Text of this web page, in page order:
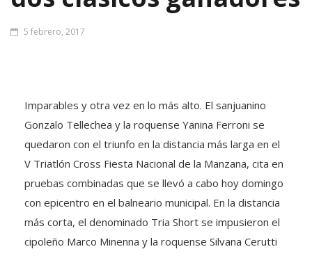
Gonzalo Tellechea y la roquense Yanina Ferroni se
quedaron con el triunfo en la distancia más larga en el
V Triatlón Cross Fiesta Nacional de la Manzana, cita en
pruebas combinadas que se llevó a cabo hoy domingo
con epicentro en el balneario municipal. En la distancia
más corta, el denominado Tria Short se impusieron el
cipoleño Marco Minenna y la roquense Silvana Cerutti
(ver aparte). La clásica competencia tuvo más de 200